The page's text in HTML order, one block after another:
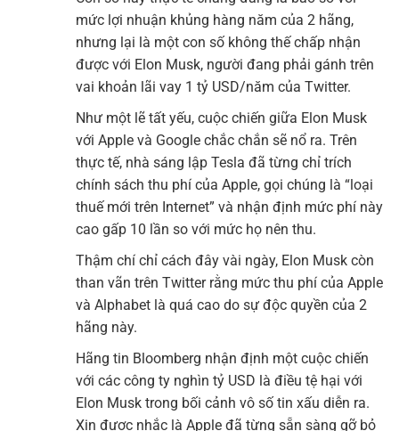
mức lợi nhuận khủng hàng năm của 2 hãng,
nhưng lại là một con số không thế chấp nhận
được với Elon Musk, người đang phải gánh trên
vai khoản lãi vay 1 tỷ USD/năm của Twitter.
Như một lẽ tất yếu, cuộc chiến giữa Elon Musk
với Apple và Google chắc chắn sẽ nổ ra. Trên
thực tế, nhà sáng lập Tesla đã từng chỉ trích
chính sách thu phí của Apple, gọi chúng là “loại
thuế mới trên Internet” và nhận định mức phí này
cao gấp 10 lần so với mức họ nên thu.
Thậm chí chỉ cách đây vài ngày, Elon Musk còn
than vãn trên Twitter rằng mức thu phí của Apple
và Alphabet là quá cao do sự độc quyền của 2
hãng này.
Hãng tin Bloomberg nhận định một cuộc chiến
với các công ty nghìn tỷ USD là điều tệ hại với
Elon Musk trong bối cảnh vô số tin xấu diễn ra.
Xin được nhắc là Apple đã từng sẵn sàng gỡ bỏ